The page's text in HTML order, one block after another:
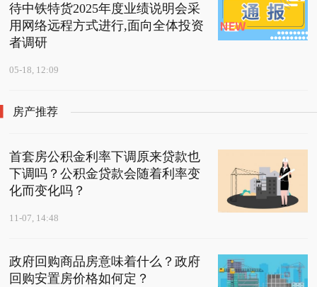
待中铁特货2025年度业绩说明会采
用网络远程方式进行,面向全体投资
者调研
05-18, 12:09
房产推荐
首套房公积金利率下调原来贷款也
下调吗？公积金贷款会随着利率变
化而变化吗？
11-07, 14:48
政府回购商品房意味着什么？政府
回购安置房价格如何定？